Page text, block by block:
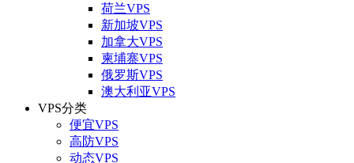
荷兰VPS
新加坡VPS
加拿大VPS
柬埔寨VPS
俄罗斯VPS
澳大利亚VPS
VPS分类
便宜VPS
高防VPS
动态VPS